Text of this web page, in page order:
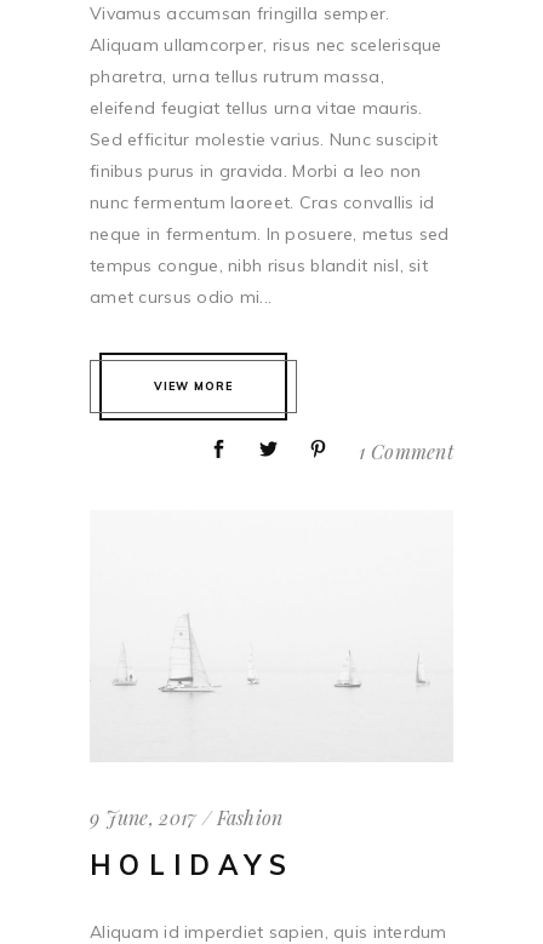
Vivamus accumsan fringilla semper.
Aliquam ullamcorper, risus nec scelerisque
pharetra, urna tellus rutrum massa,
eleifend feugiat tellus urna vitae mauris.
Sed efficitur molestie varius. Nunc suscipit
finibus purus in gravida. Morbi a leo non
nunc fermentum laoreet. Cras convallis id
neque in fermentum. In posuere, metus sed
tempus congue, nibh risus blandit nisl, sit
amet cursus odio mi...
VIEW MORE
1 Comment
9 June, 2017 Fashion
HOLIDAYS
Aliquam id imperdiet sapien, quis interdum